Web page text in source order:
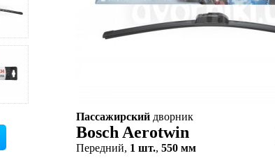
Пассажирский дворник
Bosch Aerotwin
Передний, 1 шт., 550 мм